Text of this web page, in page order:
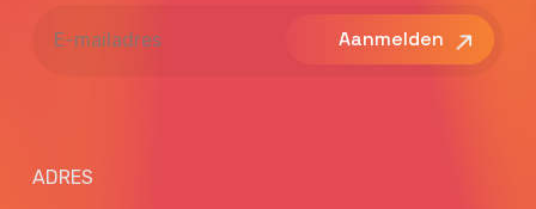
mailadres
ADRES